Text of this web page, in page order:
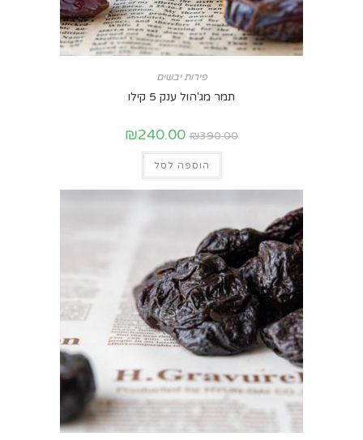
פירות יבשים
תמר מג'הול ענק 5 קילו
₪390.00
₪240.00
הוספה לסל